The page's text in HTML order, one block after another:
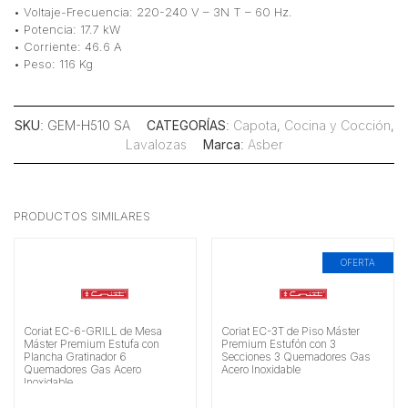
• Voltaje-Frecuencia: 220-240 V – 3N T – 60 Hz.
• Potencia: 17.7 kW
• Corriente: 46.6 A
• Peso: 116 Kg
SKU: GEM-H510 SA CATEGORÍAS: Capota, Cocina y Cocción,
Lavalozas
Marca: Asber
PRODUCTOS SIMILARES
Coriat EC-6-GRILL de Mesa
Máster Premium Estufa con
Plancha Gratinador 6
Quemadores Gas Acero
Inoxidable
OFERTA
Coriat EC-3T de Piso Máster
Premium Estufón con 3
Secciones 3 Quemadores Gas
Acero Inoxidable